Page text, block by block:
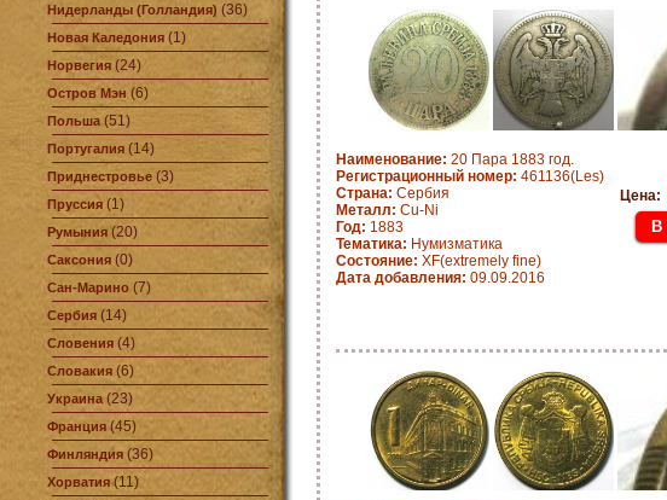
Нидерланды (Голландия) (36)
Новая Каледония (1)
Норвегия (24)
Остров Мэн (6)
Польша(51)
Португалия (14)
Приднестровье (3)
Пруссия (1)
Румыния (20)
Саксония (0)
Сан-Марино (7)
Сербия (14)
Словения (4)
Словакия (6)
Украина(23)
Франция (45)
Финляндия (36)
Хорватия(11)
Наименование: 20 Пара 1883 год.
Регистрационный номер: 461136(Les)
Страна: Сербия
Металл: Cu-Ni
Год: 1883
Тематика: Нумизматика
Состояние: XF(extremely fine)
Дата добавления: 09.09.2016
Цена: